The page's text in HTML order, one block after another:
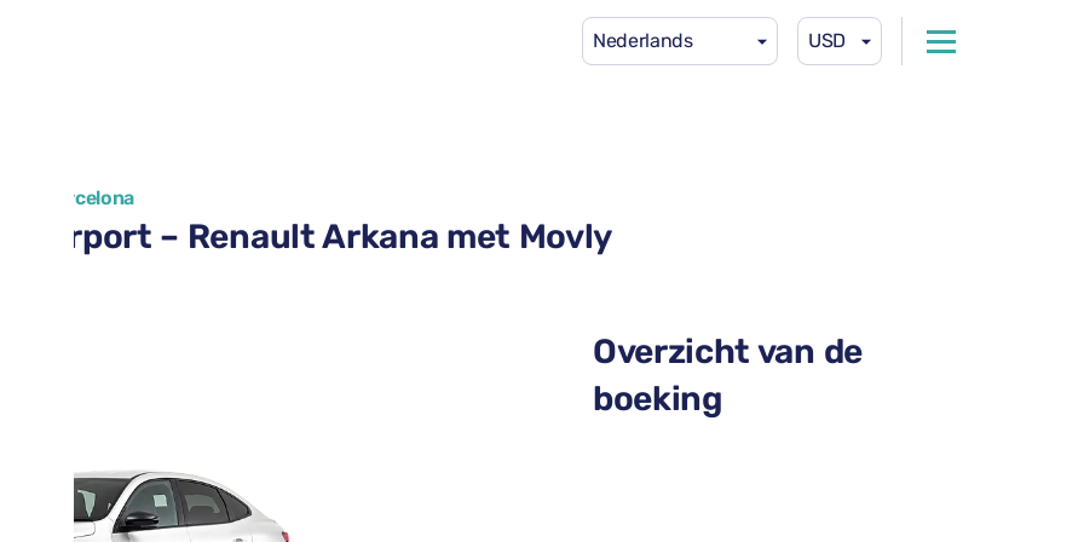
Nederlands USD
Barcelona
Airport – Renault Arkana met Movly
Overzicht van de
boeking